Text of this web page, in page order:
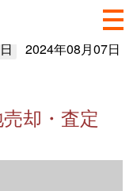
2024年08月07日
却・査定
（2023年1～